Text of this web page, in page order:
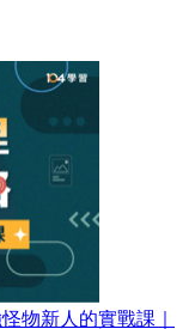
物新人的實戰課｜